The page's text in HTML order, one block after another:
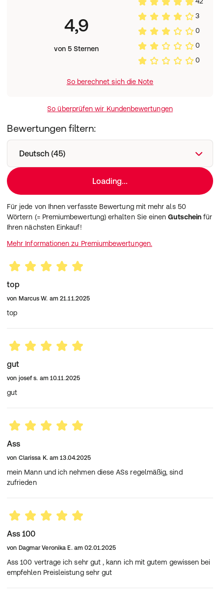
4,9
von 5 Sternen
3
0
0
0
So berechnet sich die Note
So überprüfen wir Kundenbewertungen
Bewertungen filtern:
Deutsch (45)
Loading...
Für jede von Ihnen verfasste Bewertung mit mehr als 50
Wörtern (= Premiumbewertung) erhalten Sie einenGutschein für
Ihren nächsten Einkauf!
Mehr Informationen zu Premiumbewertungen.
top
von Marcus W. am 21.11.2025
top
gut
von josef s. am 10.11.2025
gut
Ass
von Clarissa K. am 13.04.2025
mein Mann und ich nehmen diese ASs regelmäßig, sind
zufrieden
Ass 100
von Dagmar Veronika E. am 02.01.2025
Ass 100 vertrage ich sehr gut , kann ich mit gutem gewissen bei
empfehlen Preisleistung sehr gut